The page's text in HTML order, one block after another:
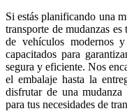
Si estás planificando una
transporte de mudanzas
de vehículos modernos
capacitados para
segura y eficiente. Nos
el embalaje hasta la
disfrutar de una
para tus necesidades de